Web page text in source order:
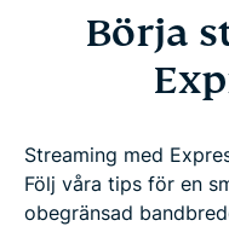
Börja
Streaming med
Följ våra tips för en
obegränsad